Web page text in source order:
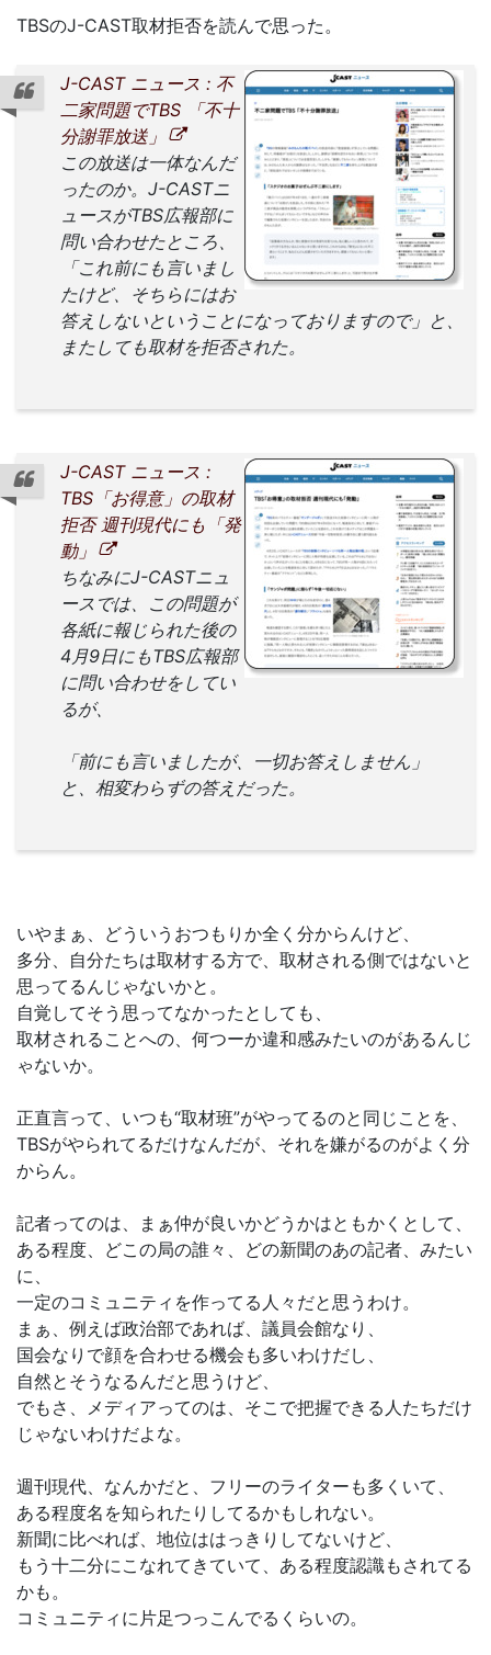
TBSのJ-CAST取材拒否を読んで思った。
J-CAST ニュース : 不
二家問題でTBS 「不十
分謝罪放送」
この放送は一体なんだ
ったのか。J-CASTニ
ュースがTBS広報部に
問い合わせたところ、
「これ前にも言いまし
たけど、そちらにはお
答えしないということになっておりますので」と、
またしても取材を拒否された。
J-CAST ニュース :
TBS「お得意」の取材
拒否 週刊現代にも「発
動」
ちなみにJ-CASTニュ
ースでは、この問題が
各紙に報じられた後の
4月9日にもTBS広報部
に問い合わせをしてい
るが、
「前にも言いましたが、一切お答えしません」
と、相変わらずの答えだった。
いやまぁ、どういうおつもりか全く分からんけど、
多分、自分たちは取材する方で、取材される側ではないと
思ってるんじゃないかと。
自覚してそう思ってなかったとしても、
取材されることへの、何つーか違和感みたいのがあるんじ
ゃないか。
正直言って、いつも“取材班”がやってるのと同じことを、
TBSがやられてるだけなんだが、それを嫌がるのがよく分
からん。
記者ってのは、まぁ仲が良いかどうかはともかくとして、
ある程度、どこの局の誰々、どの新聞のあの記者、みたい
に、
一定のコミュニティを作ってる人々だと思うわけ。
まぁ、例えば政治部であれば、議員会館なり、
国会なりで顔を合わせる機会も多いわけだし、
自然とそうなるんだと思うけど、
でもさ、メディアってのは、そこで把握できる人たちだけ
じゃないわけだよな。
週刊現代、なんかだと、フリーのライターも多くいて、
ある程度名を知られたりしてるかもしれない。
新聞に比べれば、地位ははっきりしてないけど、
もう十二分にこなれてきていて、ある程度認識もされてる
かも。
コミュニティに片足つっこんでるくらいの。